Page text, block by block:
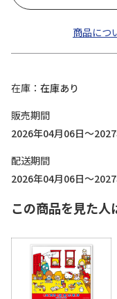
商品につ
在庫
在庫あり
販売期間
2026年04月06日～
配送期間
2026年04月06日～
この商品を見た人